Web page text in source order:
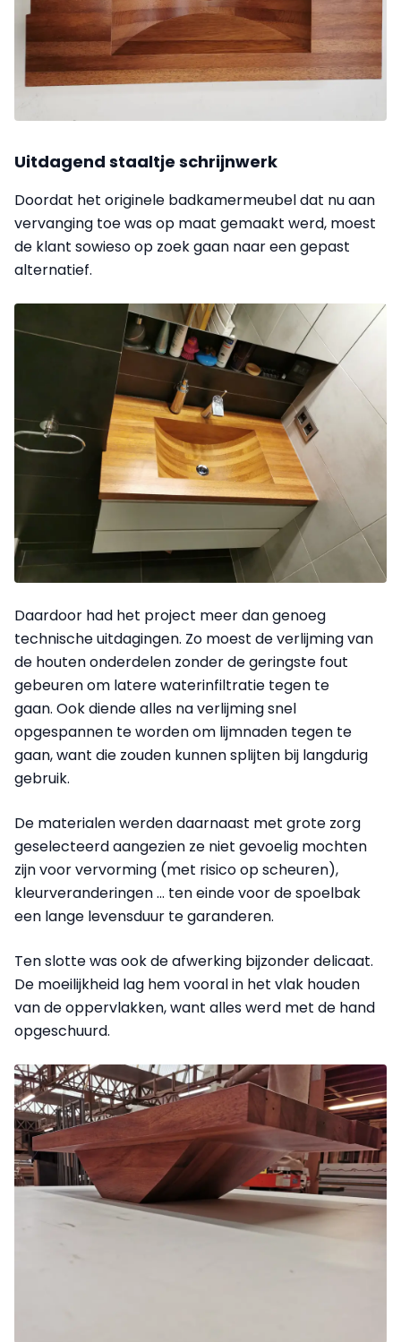
Uitdagend staaltje schrijnwerk
Doordat het originele badkamermeubel dat nu aan
vervanging toe was op maat gemaakt werd, moest
de klant sowieso op zoek gaan naar een gepast
alternatief.
Daardoor had het project meer dan genoeg
technische uitdagingen. Zo moest de verlijming van
de houten onderdelen zonder de geringste fout
gebeuren om latere waterinfiltratie tegen te
gaan. Ook diende alles na verlijming snel
opgespannen te worden om lijmnaden tegen te
gaan, want die zouden kunnen splijten bij langdurig
gebruik.
De materialen werden daarnaast met grote zorg
geselecteerd aangezien ze niet gevoelig mochten
zijn voor vervorming (met risico op scheuren),
kleurveranderingen ... ten einde voor de spoelbak
een lange levensduur te garanderen.
Ten slotte was ook de afwerking bijzonder delicaat.
De moeilijkheid lag hem vooral in het vlak houden
van de oppervlakken, want alles werd met de hand
opgeschuurd.